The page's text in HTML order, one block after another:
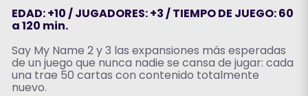
EDAD: +10 / JUGADORES: +3 / TIEMPO DE JUEGO: 60
a 120 min.
Say My Name 2 y 3 las expansiones más esperadas
de un juego que nunca nadie se cansa de jugar: cada
una trae 50 cartas con contenido totalmente
nuevo.